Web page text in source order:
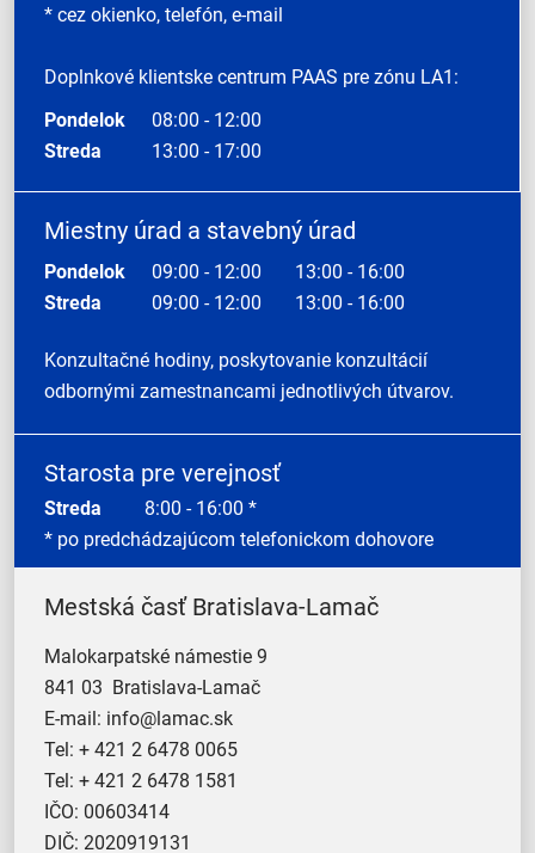
* cez okienko, telefón, e-mail
Doplnkové klientske centrum PAAS pre zónu LA1:
Pondelok
08:00 - 12:00
Streda
13:00 - 17:00
Miestny úrad a stavebný úrad
Pondelok 09:00 - 12:00
13:00 - 16:00
Streda
09:00 - 12:00 13:00 - 16:00
Konzultačné hodiny, poskytovanie konzultácií
odbornými zamestnancami jednotlivých útvarov.
Starosta pre verejnosť
Streda 8:00 - 16:00 *
* po predchádzajúcom telefonickom dohovore
Mestská časť Bratislava-Lamač
Malokarpatské námestie 9
841 03 Bratislava-Lamač
E-mail: info@lamac.sk
Tel: + 421 2 6478 0065
Tel: + 421 2 6478 1581
IČO: 00603414
DIČ: 2020919131